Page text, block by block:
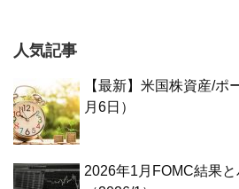
人気記事
【最新】米国株資産/
月6日）
2026年1月FOMC結果